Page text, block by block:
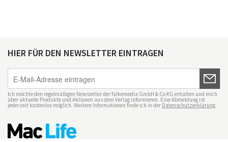
HIER FÜR DEN NEWSLETTER EINTRAGEN
Ich möchte den regelmäßigen Newsletter der falkemedia GmbH & Co KG erhalten und mich
über aktuelle Produkte und Aktionen aus dem Verlag informieren. Eine Abmeldung ist
jederzeit kostenlos möglich. Weitere Informationen finde ich in der Datenschutzerklärung.